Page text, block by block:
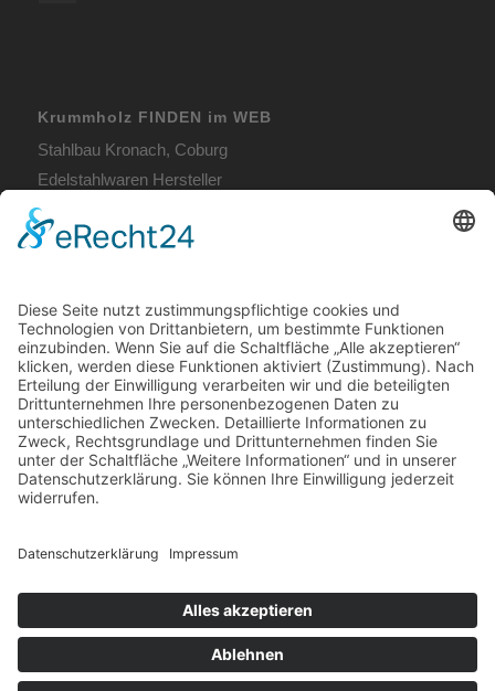
Krummholz FINDEN im WEB
Stahlbau Kronach, Coburg
Edelstahlwaren Hersteller
Fertige Bauelemente
Metallbau Coburg
Unsere Öffnungszeiten:
Mo. – Do. 7:00 – 12:00 Uhr
und 13:00 – 16:00 Uhr,
Fr. 7:00 – 12:00 Uhr
E-Mail:info@krummholz-coburg.de